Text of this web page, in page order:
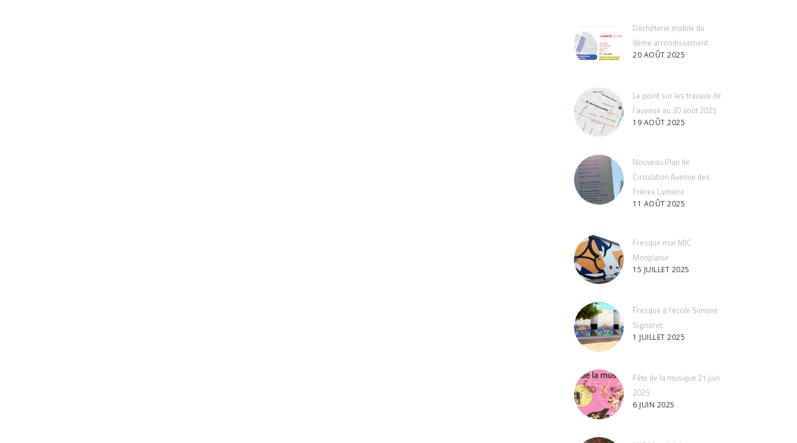
Déchèterie mobile du
8ème arrondissement
20 AOÛT 2025
Le point sur les travaux de
l’avenue au 30 août 2025
19 AOÛT 2025
Nouveau Plan de
Circulation Avenue des
Frères Lumiere
11 AOÛT 2025
Fresque mur MJC
Monplaisir
15 JUILLET 2025
Fresque à l’école Simone
Signoret
1 JUILLET 2025
Fête de la musique 21 juin
2025
6 JUIN 2025